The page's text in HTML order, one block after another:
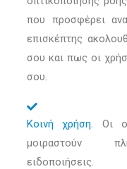
που προσφέρει
επισκέπτης
σου και πως οι
σου.
Κοινή χρήση. Οι
μοιραστούν
ειδοποιήσεις.